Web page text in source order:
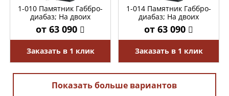
1-010 Памятник Габбро-
диабаз; На двоих
от 63 090
Заказать в 1 клик
1-014 Памятник Габбро-
диабаз; На двоих
от 63 090
Заказать в 1 клик
Показать больше вариантов